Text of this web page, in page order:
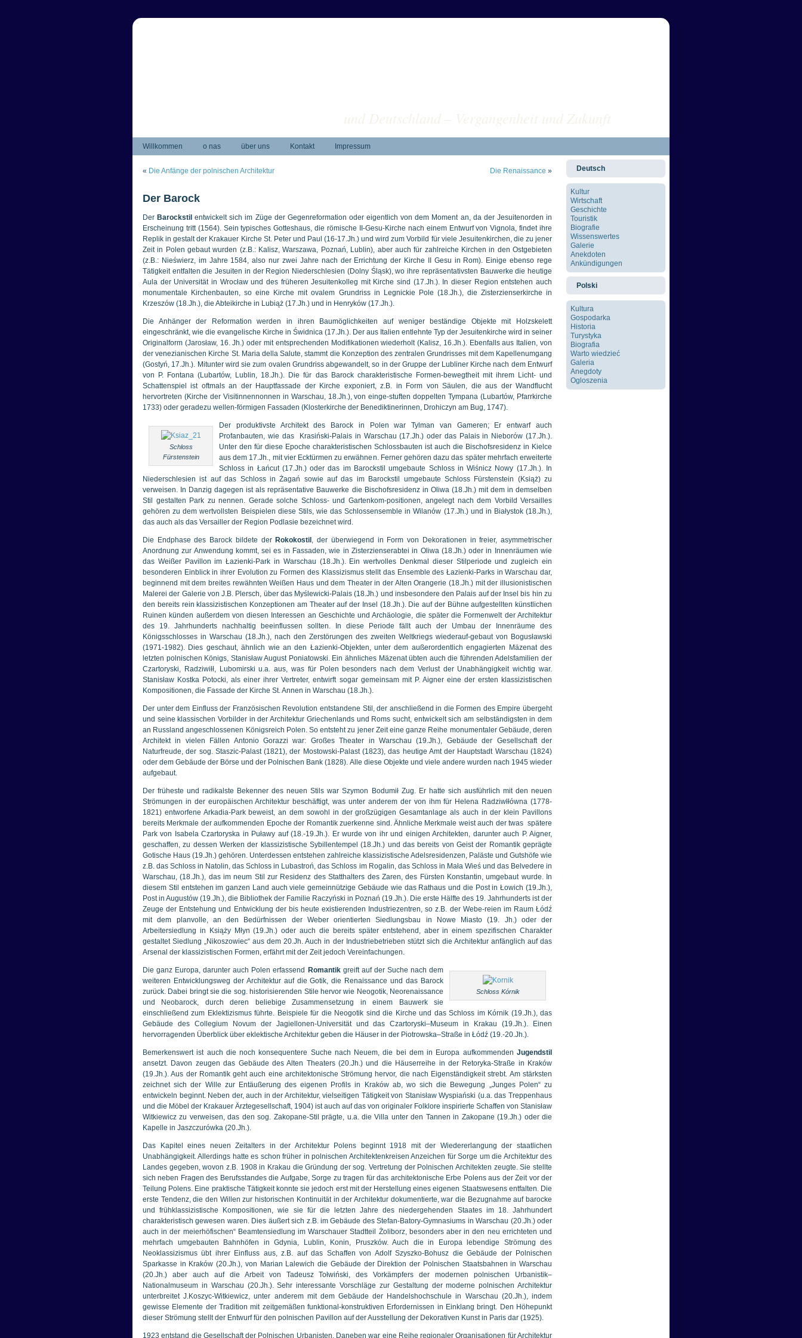
und Deutschland – Vergangenheit und Zukunft
Willkommen o nas über uns Kontakt Impressum
« Die Anfänge der polnischen Architektur Die Renaissance »
Der Barock
Der Barockstilentwickelt sich im Züge der Gegenreformation oder eigentlich von dem Moment an, da der Jesuitenorden in
Erscheinung tritt (1564). Sein typisches Gotteshaus, die römische II-Gesu-Kirche nach einem Entwurf von Vignola, findet ihre
Replik in gestalt der Krakauer Kirche St. Peter und Paul (16-17.Jh.) und wird zum Vorbild für viele Jesuitenkirchen, die zu jener
Zeit in Polen gebaut wurden (z.B.: Kalisz, Warszawa, Poznań, Lublin), aber auch für zahlreiche Kirchen in den Ostgebieten
(z.B.: Nieświerz, im Jahre 1584, also nur zwei Jahre nach der Errichtung der Kirche II Gesu in Rom). Einige ebenso rege
Tätigkeit entfalten die Jesuiten in der Region Niederschlesien (Dolny Śląsk), wo ihre repräsentativsten Bauwerke die heutige
Aula der Universität in Wrocław und des früheren Jesuitenkolleg mit Kirche sind (17.Jh.). In dieser Region entstehen auch
monumentale Kirchenbauten, so eine Kirche mit ovalem Grundriss in Legnickie Pole (18.Jh.), die Zisterzienserkirche in
Krzeszów (18.Jh.), die Abteikirche in Lubiąż (17.Jh.) und in Henryków (17.Jh.).
Die Anhänger der Reformation werden in ihren Baumöglichkeiten auf weniger beständige Objekte mit Holzskelett
eingeschränkt, wie die evangelische Kirche in Świdnica (17.Jh.). Der aus Italien entlehnte Typ der Jesuitenkirche wird in seiner
Originalform (Jarosław, 16. Jh.) oder mit entsprechenden Modifikationen wiederholt (Kalisz, 16.Jh.). Ebenfalls aus Italien, von
der venezianischen Kirche St. Maria della Salute, stammt die Konzeption des zentralen Grundrisses mit dem Kapellenumgang
(Gostyń, 17.Jh.). Mitunter wird sie zum ovalen Grundriss abgewandelt, so in der Gruppe der Lubliner Kirche nach dem Entwurf
von P. Fontana (Lubartów, Lublin, 18.Jh.). Die für das Barock charakteristische Formen-bewegtheit mit ihrem Licht- und
Schattenspiel ist oftmals an der Hauptfassade der Kirche exponiert, z.B. in Form von Säulen, die aus der Wandflucht
hervortreten (Kirche der Visitinnennonnen in Warschau, 18.Jh.), von einge-stuften doppelten Tympana (Lubartów, Pfarrkirche
1733) oder geradezu wellen-förmigen Fassaden (Klosterkirche der Benediktinerinnen, Drohiczyn am Bug, 1747).
Schloss
Fürstenstein
Der produktivste Architekt des Barock in Polen war Tylman van Gameren; Er entwarf auch
Profanbauten, wie das Krasiński-Palais in Warschau (17.Jh.) oder das Palais in Nieborów (17.Jh.).
Unter den für diese Epoche charakteristischen Schlossbauten ist auch die Bischofsresidenz in Kielce
aus dem 17.Jh., mit vier Ecktürmen zu erwähnen. Ferner gehören dazu das später mehrfach erweiterte
Schloss in Łańcut (17.Jh.) oder das im Barockstil umgebaute Schloss in Wiśnicz Nowy (17.Jh.). In
Niederschlesien ist auf das Schloss in Żagań sowie auf das im Barockstil umgebaute Schloss Fürstenstein (Książ) zu
verweisen. In Danzig dagegen ist als repräsentative Bauwerke die Bischofsresidenz in Oliwa (18.Jh.) mit dem in demselben
Stil gestalten Park zu nennen. Gerade solche Schloss- und Gartenkom-positionen, angelegt nach dem Vorbild Versailles
gehören zu dem wertvollsten Beispielen diese Stils, wie das Schlossensemble in Wilanów (17.Jh.) und in Białystok (18.Jh.),
das auch als das Versailler der Region Podlasie bezeichnet wird.
Die Endphase des Barock bildete der Rokokostil , der überwiegend in Form von Dekorationen in freier, asymmetrischer
Anordnung zur Anwendung kommt, sei es in Fassaden, wie in Zisterzienserabtei in Oliwa (18.Jh.) oder in Innenräumen wie
das Weißer Pavillon im Łazienki-Park in Warschau (18.Jh.). Ein wertvolles Denkmal dieser Stilperiode und zugleich ein
besonderen Einblick in ihrer Evolution zu Formen des Klassizismus stellt das Ensemble des Łazienki-Parks in Warschau dar,
beginnend mit dem breites rewähnten Weißen Haus und dem Theater in der Alten Orangerie (18.Jh.) mit der illusionistischen
Malerei der Galerie von J.B. Plersch, über das Myślewicki-Palais (18.Jh.) und insbesondere den Palais auf der Insel bis hin zu
den bereits rein klassizistischen Konzeptionen am Theater auf der Insel (18.Jh.). Die auf der Bühne aufgestellten künstlichen
Ruinen künden außerdem von diesen Interessen an Geschichte und Archäologie, die später die Formenwelt der Architektur
des 19. Jahrhunderts nachhaltig beeinflussen sollten. In diese Periode fällt auch der Umbau der Innenräume des
Königsschlosses in Warschau (18.Jh.), nach den Zerstörungen des zweiten Weltkriegs wiederauf-gebaut von Bogusławski
(1971-1982). Dies geschaut, ähnlich wie an den Łazienki-Objekten, unter dem außerordentlich engagierten Mäzenat des
letzten polnischen Königs, Stanisław August Poniatowski. Ein ähnliches Mäzenat übten auch die führenden Adelsfamilien der
Czartoryski, Radziwiłł, Lubomirski u.a. aus, was für Polen besonders nach dem Verlust der Unabhängigkeit wichtig war.
Stanisław Kostka Potocki, als einer ihrer Vertreter, entwirft sogar gemeinsam mit P. Aigner eine der ersten klassizistischen
Kompositionen, die Fassade der Kirche St. Annen in Warschau (18.Jh.).
Der unter dem Einfluss der Französischen Revolution entstandene Stil, der anschließend in die Formen des Empire übergeht
und seine klassischen Vorbilder in der Architektur Griechenlands und Roms sucht, entwickelt sich am selbständigsten in dem
an Russland angeschlossenen Königsreich Polen. So entsteht zu jener Zeit eine ganze Reihe monumentaler Gebäude, deren
Architekt in vielen Fällen Antonio Gorazzi war: Großes Theater in Warschau (19.Jh.), Gebäude der Gesellschaft der
Naturfreude, der sog. Staszic-Palast (1821), der Mostowski-Palast (1823), das heutige Amt der Hauptstadt Warschau (1824)
oder dem Gebäude der Börse und der Polnischen Bank (1828). Alle diese Objekte und viele andere wurden nach 1945 wieder
aufgebaut.
Der früheste und radikalste Bekenner des neuen Stils war Szymon Bodumił Zug. Er hatte sich ausführlich mit den neuen
Strömungen in der europäischen Architektur beschäftigt, was unter anderem der von ihm für Helena Radziwłłówna (1778-
1821) entworfene Arkadia-Park beweist, an dem sowohl in der großzügigen Gesamtanlage als auch in der klein Pavillons
bereits Merkmale der aufkommenden Epoche der Romantik zuerkenne sind. Ähnliche Merkmale weist auch der twas spätere
Park von Isabela Czartoryska in Puławy auf (18.-19.Jh.). Er wurde von ihr und einigen Architekten, darunter auch P. Aigner,
geschaffen, zu dessen Werken der klassizistische Sybillentempel (18.Jh.) und das bereits von Geist der Romantik geprägte
Gotische Haus (19.Jh.) gehören. Unterdessen entstehen zahlreiche klassizistische Adelsresidenzen, Paläste und Gutshöfe wie
z.B. das Schloss in Natolin, das Schloss in Lubastroń, das Schloss im Rogalin, das Schloss in Mała Wieś und das Belvedere in
Warschau, (18.Jh.), das im neum Stil zur Residenz des Statthalters des Zaren, des Fürsten Konstantin, umgebaut wurde. In
diesem Stil entstehen im ganzen Land auch viele gemeinnützige Gebäude wie das Rathaus und die Post in Łowich (19.Jh.),
Post in Augustów (19.Jh.), die Bibliothek der Familie Raczyński in Poznań (19.Jh.). Die erste Hälfte des 19. Jahrhunderts ist der
Zeuge der Entstehung und Entwicklung der bis heute existierenden Industriezentren, so z.B. der Webe-reien im Raum Łódź
mit dem planvolle, an den Bedürfnissen der Weber orientierten Siedlungsbau in Nowe Miasto (19. Jh.) oder der
Arbeitersiedlung in Książy Młyn (19.Jh.) oder auch die bereits später entstehend, aber in einem spezifischen Charakter
gestaltet Siedlung „Nikoszowiec“ aus dem 20.Jh. Auch in der Industriebetrieben stützt sich die Architektur anfänglich auf das
Arsenal der klassizistischen Formen, erfährt mit der Zeit jedoch Vereinfachungen.
Schloss Kórnik
Die ganz Europa, darunter auch Polen erfassend Romantikgreift auf der Suche nach dem
weiteren Entwicklungsweg der Architektur auf die Gotik, die Renaissance und das Barock
zurück. Dabei bringt sie die sog. historisierenden Stile hervor wie Neogotik, Neorenaissance
und Neobarock, durch deren beliebige Zusammensetzung in einem Bauwerk sie
einschließend zum Eklektizismus führte. Beispiele für die Neogotik sind die Kirche und das Schloss im Kórnik (19.Jh.), das
Gebäude des Collegium Novum der Jagiellonen-Universität und das Czartoryski–Museum in Krakau (19.Jh.). Einen
hervorragenden Überblick über eklektische Architektur geben die Häuser in der Piotrowska–Straße in Łódź (19.-20.Jh.).
Bemerkenswert ist auch die noch konsequentere Suche nach Neuem, die bei dem in Europa aufkommenden Jugendstil
ansetzt. Davon zeugen das Gebäude des Alten Theaters (20.Jh.) und die Häuserreihe in der Retoryka-Straße in Kraków
(19.Jh.). Aus der Romantik geht auch eine architektonische Strömung hervor, die nach Eigenständigkeit strebt. Am stärksten
zeichnet sich der Wille zur Entäußerung des eigenen Profils in Kraków ab, wo sich die Bewegung „Junges Polen“ zu
entwickeln beginnt. Neben der, auch in der Architektur, vielseitigen Tätigkeit von Stanisław Wyspiański (u.a. das Treppenhaus
und die Möbel der Krakauer Ärztegesellschaft, 1904) ist auch auf das von originaler Folklore inspirierte Schaffen von Stanisław
Witkiewicz zu verweisen, das den sog. Zakopane-Stil prägte, u.a. die Villa unter den Tannen in Zakopane (19.Jh.) oder die
Kapelle in Jaszczurówka (20.Jh.).
Das Kapitel eines neuen Zeitalters in der Architektur Polens beginnt 1918 mit der Wiedererlangung der staatlichen
Unabhängigkeit. Allerdings hatte es schon früher in polnischen Architektenkreisen Anzeichen für Sorge um die Architektur des
Landes gegeben, wovon z.B. 1908 in Krakau die Gründung der sog. Vertretung der Polnischen Architekten zeugte. Sie stellte
sich neben Fragen des Berufsstandes die Aufgabe, Sorge zu tragen für das architektonische Erbe Polens aus der Zeit vor der
Teilung Polens. Eine praktische Tätigkeit konnte sie jedoch erst mit der Herstellung eines eigenen Staatswesens entfalten. Die
erste Tendenz, die den Willen zur historischen Kontinuität in der Architektur dokumentierte, war die Bezugnahme auf barocke
und frühklassizistische Kompositionen, wie sie für die letzten Jahre des niedergehenden Staates im 18. Jahrhundert
charakteristisch gewesen waren. Dies äußert sich z.B. im Gebäude des Stefan-Batory-Gymnasiums in Warschau (20.Jh.) oder
auch in der meierhöfischen“ Beamtensiedlung im Warschauer Stadtteil Żoliborz, besonders aber in den neu errichteten und
mehrfach umgebauten Bahnhöfen in Gdynia, Lublin, Konin, Pruszków. Auch die in Europa lebendige Strömung des
Neoklassizismus übt ihrer Einfluss aus, z.B. auf das Schaffen von Adolf Szyszko-Bohusz die Gebäude der Polnischen
Sparkasse in Kraków (20.Jh.), von Marian Lalewich die Gebäude der Direktion der Polnischen Staatsbahnen in Warschau
(20.Jh.) aber auch auf die Arbeit von Tadeusz Tołwiński, des Vorkämpfers der modernen polnischen Urbanistik–
Nationalmuseum in Warschau (20.Jh.). Sehr interessante Vorschläge zur Gestaltung der moderne polnischen Architektur
unterbreitet J.Koszyc-Witkiewicz, unter anderem mit dem Gebäude der Handelshochschule in Warschau (20.Jh.), indem
gewisse Elemente der Tradition mit zeitgemäßen funktional-konstruktiven Erfordernissen in Einklang bringt. Den Höhepunkt
dieser Strömung stellt der Entwurf für den polnischen Pavillon auf der Ausstellung der Dekorativen Kunst in Paris dar (1925).
1923 entstand die Gesellschaft der Polnischen Urbanisten. Daneben war eine Reihe regionaler Organisationen für Architektur
Deutsch
Kultur
Wirtschaft
Geschichte
Touristik
Biografie
Wissenswertes
Galerie
Anekdoten
Ankündigungen
Polski
Kultura
Gospodarka
Historia
Turystyka
Biografia
Warto wiedzieć
Galeria
Anegdoty
Ogloszenia